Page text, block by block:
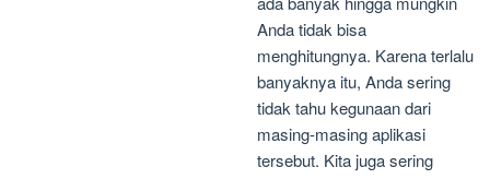
Anda tidak bisa
menghitungnya. Karena terlalu
banyaknya itu, Anda sering
tidak tahu kegunaan dari
masing-masing aplikasi
tersebut. Kita juga sering